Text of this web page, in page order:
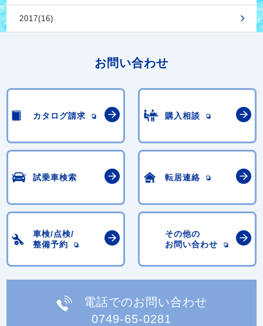
2017(16)
お問い合わせ
カタログ請求 購入相談
試乗車検索 転居連絡
車検/点検/
整備予約
その他の
お問い合わせ
電話でのお問い合わせ
0749-65-0281